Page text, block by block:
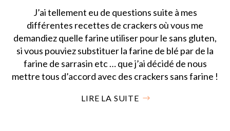
J’ai tellement eu de questions suite à mes
différentes recettes de crackers où vous me
demandiez quelle farine utiliser pour le sans gluten,
si vous pouviez substituer la farine de blé par de la
farine de sarrasin etc … que j’ai décidé de nous
mettre tous d’accord avec des crackers sans farine !
LIRE LA SUITE